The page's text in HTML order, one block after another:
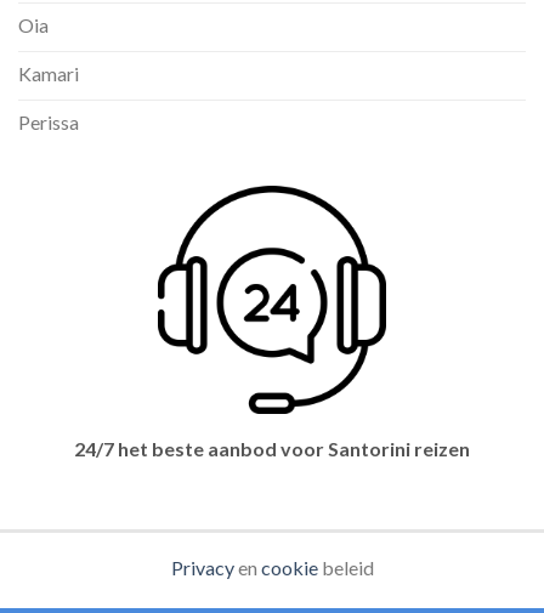
Oia
Kamari
Perissa
24/7 het beste aanbod voor Santorini reizen
Privacyen cookiebeleid